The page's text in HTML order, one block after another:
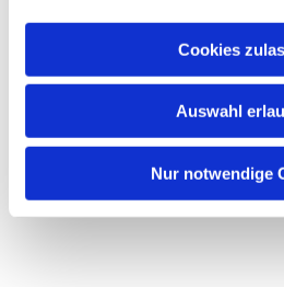
Cookies
Auswahl
Nur notwendige
Dies könnte